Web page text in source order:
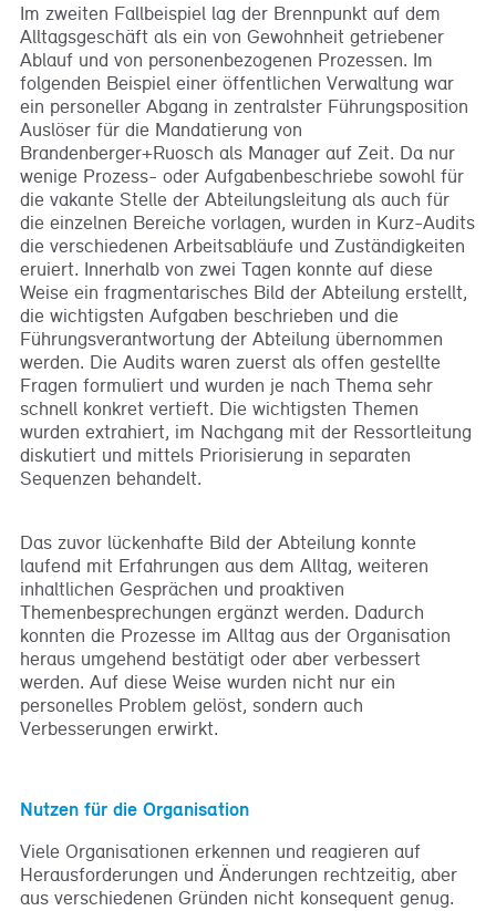
Im zweiten Fallbeispiel lag der Brennpunkt auf dem
Alltagsgeschäft als ein von Gewohnheit getriebener
Ablauf und von personenbezogenen Prozessen. Im
folgenden Beispiel einer öffentlichen Verwaltung war
ein personeller Abgang in zentralster Führungsposition
Auslöser für die Mandatierung von
Brandenberger+Ruosch als Manager auf Zeit. Da nur
wenige Prozess- oder Aufgabenbeschriebe sowohl für
die vakante Stelle der Abteilungsleitung als auch für
die einzelnen Bereiche vorlagen, wurden in Kurz-Audits
die verschiedenen Arbeitsabläufe und Zuständigkeiten
eruiert. Innerhalb von zwei Tagen konnte auf diese
Weise ein fragmentarisches Bild der Abteilung erstellt,
die wichtigsten Aufgaben beschrieben und die
Führungsverantwortung der Abteilung übernommen
werden. Die Audits waren zuerst als offen gestellte
Fragen formuliert und wurden je nach Thema sehr
schnell konkret vertieft. Die wichtigsten Themen
wurden extrahiert, im Nachgang mit der Ressortleitung
diskutiert und mittels Priorisierung in separaten
Sequenzen behandelt.
Das zuvor lückenhafte Bild der Abteilung konnte
laufend mit Erfahrungen aus dem Alltag, weiteren
inhaltlichen Gesprächen und proaktiven
Themenbesprechungen ergänzt werden. Dadurch
konnten die Prozesse im Alltag aus der Organisation
heraus umgehend bestätigt oder aber verbessert
werden. Auf diese Weise wurden nicht nur ein
personelles Problem gelöst, sondern auch
Verbesserungen erwirkt.
Nutzen für die Organisation
Viele Organisationen erkennen und reagieren auf
Herausforderungen und Änderungen rechtzeitig, aber
aus verschiedenen Gründen nicht konsequent genug.